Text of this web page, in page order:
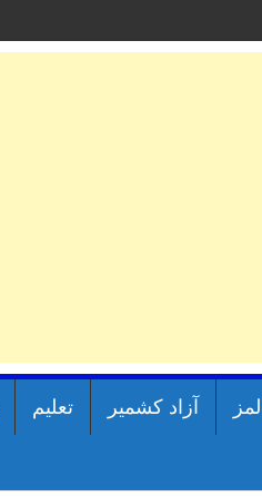
آزاد کشمیر تعلیم